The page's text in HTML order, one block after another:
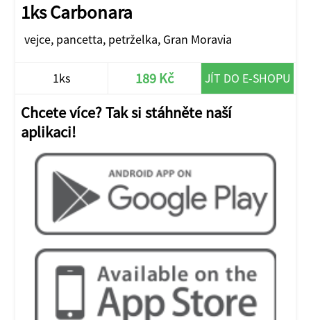
1ks Carbonara
vejce, pancetta, petrželka, Gran Moravia
1ks 189 Kč JÍT DO E-SHOPU
Chcete více? Tak si stáhněte naší
aplikaci!